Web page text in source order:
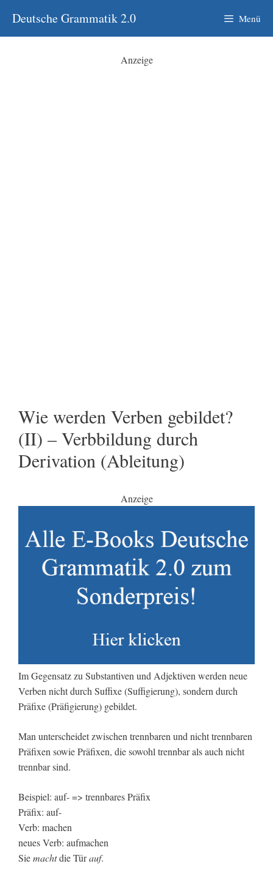
Inhalt
springen
Deutsche Grammatik 2.0 Menü
Anzeige
Wie werden Verben gebildet?
(II) – Verbbildung durch
Derivation (Ableitung)
Anzeige
Im Gegensatz zu Substantiven und Adjektiven werden neue
Verben nicht durch Suffixe (Suffigierung), sondern durch
Präfixe (Präfigierung) gebildet.
Man unterscheidet zwischen trennbaren und nicht trennbaren
Präfixen sowie Präfixen, die sowohl trennbar als auch nicht
trennbar sind.
Beispiel: auf- => trennbares Präfix
Präfix: auf-
Verb: machen
neues Verb: aufmachen
Siemachtdie Türauf.